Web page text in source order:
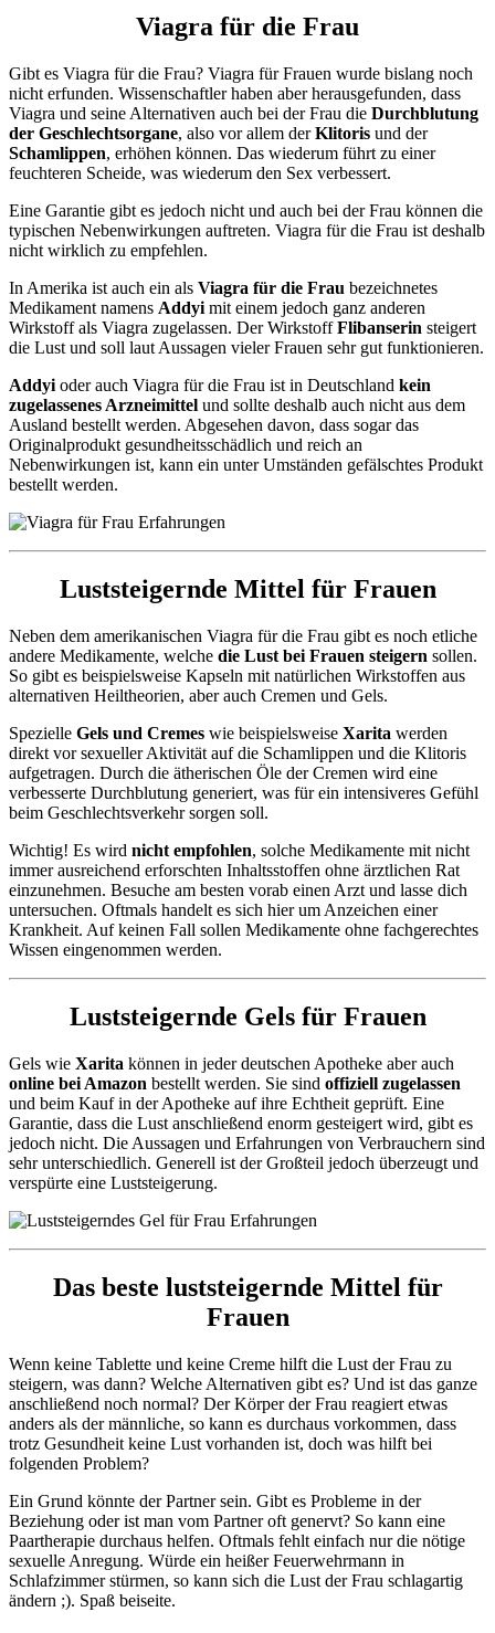
Viagra für die Frau
Gibt es Viagra für die Frau? Viagra für Frauen wurde bislang noch
nicht erfunden. Wissenschaftler haben aber herausgefunden, dass
Viagra und seine Alternativen auch bei der Frau die Durchblutung
der Geschlechtsorgane, also vor allem derKlitoris und der
Schamlippen, erhöhen können. Das wiederum führt zu einer
feuchteren Scheide, was wiederum den Sex verbessert.
Eine Garantie gibt es jedoch nicht und auch bei der Frau können die
typischen Nebenwirkungen auftreten. Viagra für die Frau ist deshalb
nicht wirklich zu empfehlen.
In Amerika ist auch ein als Viagra für die Frau bezeichnetes
Medikament namens Addyi mit einem jedoch ganz anderen
Wirkstoff als Viagra zugelassen. Der WirkstoffFlibanserin steigert
die Lust und soll laut Aussagen vieler Frauen sehr gut funktionieren.
Addyi oder auch Viagra für die Frau ist in Deutschland kein
zugelassenes Arzneimittel und sollte deshalb auch nicht aus dem
Ausland bestellt werden. Abgesehen davon, dass sogar das
Originalprodukt gesundheitsschädlich und reich an
Nebenwirkungen ist, kann ein unter Umständen gefälschtes Produkt
bestellt werden.
Luststeigernde Mittel für Frauen
Neben dem amerikanischen Viagra für die Frau gibt es noch etliche
andere Medikamente, welche die Lust bei Frauen steigern sollen.
So gibt es beispielsweise Kapseln mit natürlichen Wirkstoffen aus
alternativen Heiltheorien, aber auch Cremen und Gels.
Spezielle Gels und Cremes wie beispielsweise Xarita werden
direkt vor sexueller Aktivität auf die Schamlippen und die Klitoris
aufgetragen. Durch die ätherischen Öle der Cremen wird eine
verbesserte Durchblutung generiert, was für ein intensiveres Gefühl
beim Geschlechtsverkehr sorgen soll.
Wichtig! Es wird nicht empfohlen, solche Medikamente mit nicht
immer ausreichend erforschten Inhaltsstoffen ohne ärztlichen Rat
einzunehmen. Besuche am besten vorab einen Arzt und lasse dich
untersuchen. Oftmals handelt es sich hier um Anzeichen einer
Krankheit. Auf keinen Fall sollen Medikamente ohne fachgerechtes
Wissen eingenommen werden.
Luststeigernde Gels für Frauen
Gels wie Xarita können in jeder deutschen Apotheke aber auch
online bei Amazon bestellt werden. Sie sind offiziell zugelassen
und beim Kauf in der Apotheke auf ihre Echtheit geprüft. Eine
Garantie, dass die Lust anschließend enorm gesteigert wird, gibt es
jedoch nicht. Die Aussagen und Erfahrungen von Verbrauchern sind
sehr unterschiedlich. Generell ist der Großteil jedoch überzeugt und
verspürte eine Luststeigerung.
Das beste luststeigernde Mittel für
Frauen
Wenn keine Tablette und keine Creme hilft die Lust der Frau zu
steigern, was dann? Welche Alternativen gibt es? Und ist das ganze
anschließend noch normal? Der Körper der Frau reagiert etwas
anders als der männliche, so kann es durchaus vorkommen, dass
trotz Gesundheit keine Lust vorhanden ist, doch was hilft bei
folgenden Problem?
Ein Grund könnte der Partner sein. Gibt es Probleme in der
Beziehung oder ist man vom Partner oft genervt? So kann eine
Paartherapie durchaus helfen. Oftmals fehlt einfach nur die nötige
sexuelle Anregung. Würde ein heißer Feuerwehrmann in
Schlafzimmer stürmen, so kann sich die Lust der Frau schlagartig
ändern ;). Spaß beiseite.